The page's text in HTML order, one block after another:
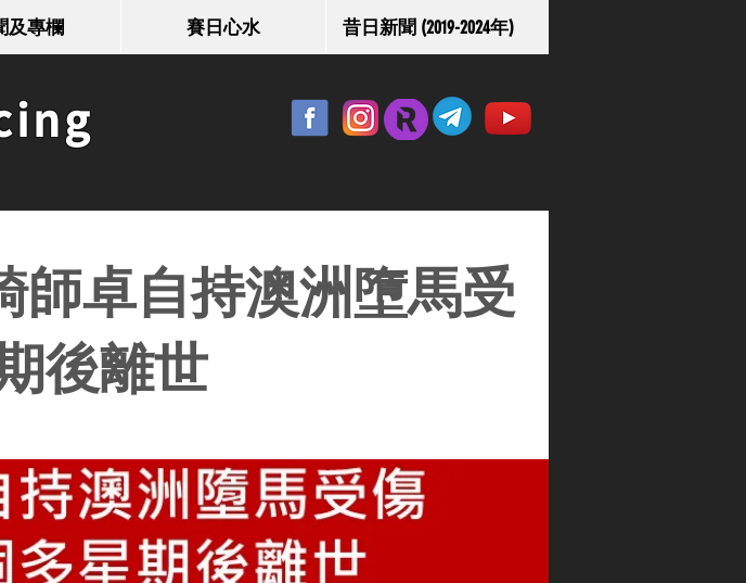
及專欄 賽日心水 昔日新聞 (2019-2024年)
師卓自持澳洲墮馬受
後離世